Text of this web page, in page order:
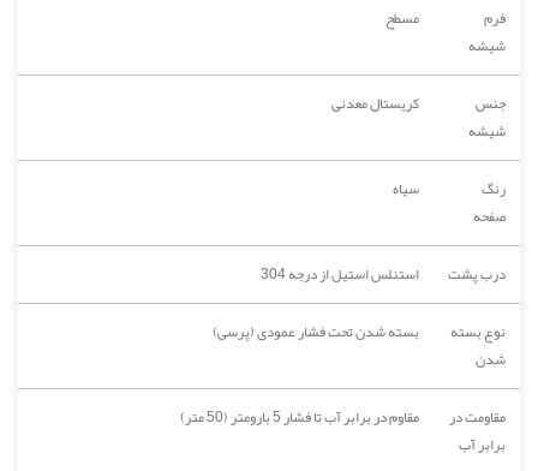
فرم
شیشه
مسطح
جنس
شیشه
کریستال معدنی
رنگ
صفحه
سیاه
درب پشت
استنلس استیل از درجه 304
نوع بسته
شدن
بسته شدن تحت فشار عمودی (پرسی)
مقاومت در
برابر آب
مقاوم در برابر آب تا فشار 5 بارومتر (50 متر)